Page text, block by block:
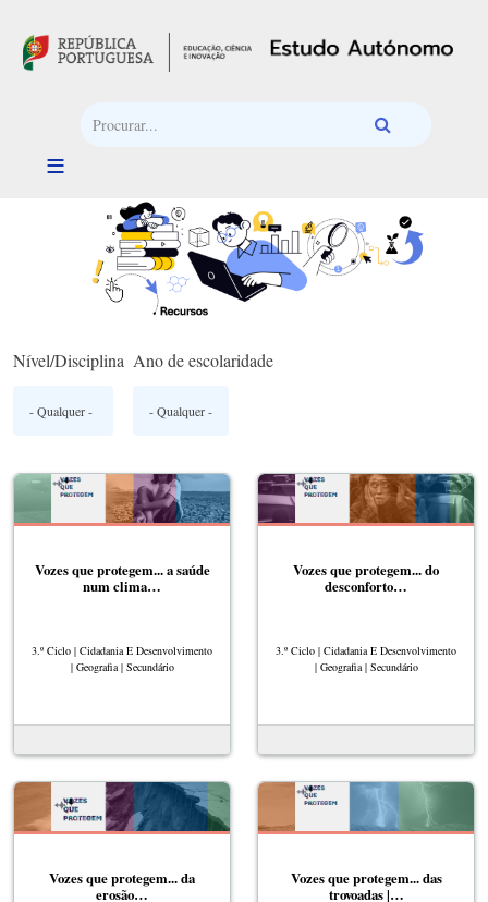
Nível/Disciplina Ano de escolaridade
Vozes que protegem... a saúde
num clima…
3.º Ciclo | Cidadania E Desenvolvimento
| Geografia | Secundário
Vozes que protegem... do
desconforto…
3.º Ciclo | Cidadania E Desenvolvimento
| Geografia | Secundário
Vozes que protegem... da
erosão…
Vozes que protegem... das
trovoadas |…